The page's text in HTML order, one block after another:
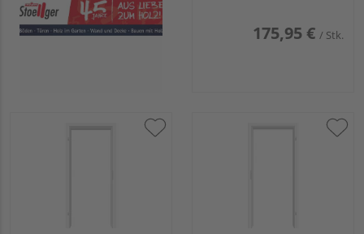
175,95 € / Stk.